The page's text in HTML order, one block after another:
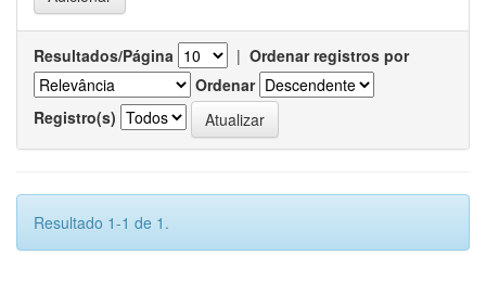
Resultados/Página | Ordenar registros por
Ordenar
Registro(s)
Resultado 1-1 de 1.